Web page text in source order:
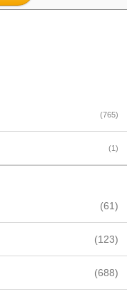
(765)
(1)
(61)
(123)
(688)